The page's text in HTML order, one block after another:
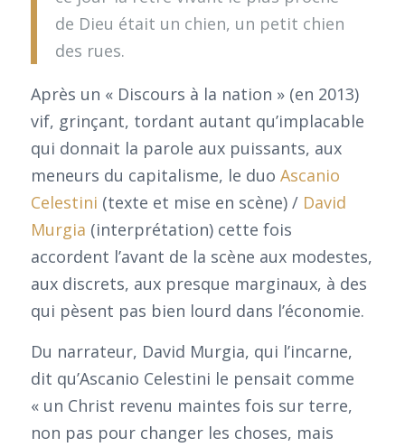
de Dieu était un chien, un petit chien
des rues.
Après un « Discours à la nation » (en 2013)
vif, grinçant, tordant autant qu’implacable
qui donnait la parole aux puissants, aux
meneurs du capitalisme, le duo Ascanio
Celestini (texte et mise en scène) / David
Murgia (interprétation) cette fois
accordent l’avant de la scène aux modestes,
aux discrets, aux presque marginaux, à des
qui pèsent pas bien lourd dans l’économie.
Du narrateur, David Murgia, qui l’incarne,
dit qu’Ascanio Celestini le pensait comme
« un Christ revenu maintes fois sur terre,
non pas pour changer les choses, mais